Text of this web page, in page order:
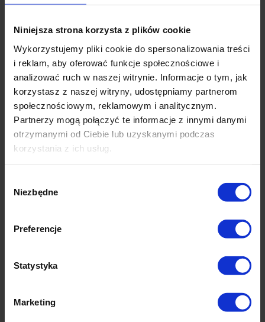
Niniejsza strona korzysta z plików cookie
Wykorzystujemy pliki cookie do spersonalizowania treści
i reklam, aby oferować funkcje społecznościowe i
analizować ruch w naszej witrynie. Informacje o tym, jak
korzystasz z naszej witryny, udostępniamy partnerom
społecznościowym, reklamowym i analitycznym.
Partnerzy mogą połączyć te informacje z innymi danymi
otrzymanymi od Ciebie lub uzyskanymi podczas
korzystania z ich usług.
zgody
Niezbędne
Preferencje
Statystyka
Marketing
świąteczny prezent. Pakujemy nasze bombki w
nienaruszonym stanie.
Właściwości bombek:
Rodzaj:Mat
Kolor:Czerwony
Dostępne wielkości: 6, 8, 10 cm
Komplet 6 szt.
Wyprodukowanie w Polsce
Okazje cenowe